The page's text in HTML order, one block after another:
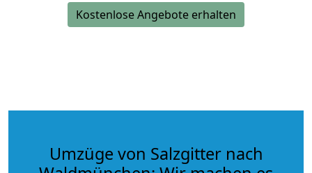
Kostenlose Angebote erhalten
Umzüge von Salzgitter nach